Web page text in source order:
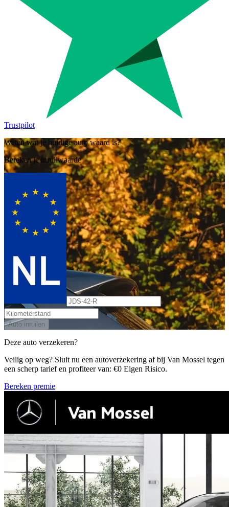
Trustpilot
Weten wat je huidige auto waard is?
Bereken je inruilwaarde
Auto inruilen
Deze auto verzekeren?
Veilig op weg? Sluit nu een autoverzekering af bij Van Mossel tegen
een scherp tarief en profiteer van: €0 Eigen Risico.
Bereken premie